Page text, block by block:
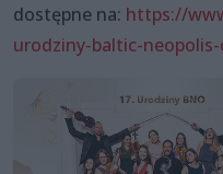
dostępne na: https://
urodziny-baltic-